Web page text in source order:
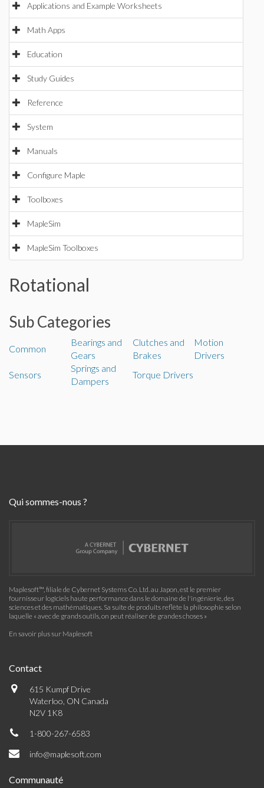
Applications and Example Worksheets
Math Apps
Education
Study Guides
Reference
System
Manuals
Configure Maple
Toolboxes
MapleSim
MapleSim Toolboxes
Rotational
Sub Categories
Common
Bearings and
Gears
Clutches and
Brakes
Motion
Drivers
Sensors
Springs and
Dampers
Torque Drivers
Qui sommes-nous ?
Maplesoft™, filiale de Cybernet Systems Co. Ltd. au Japon, est le premier
fournisseur logiciels haute performance dans le domaine de l'ingénierie, des
sciences et des mathématiques. Sa suite de produits reflète la philosophie selon
laquelle « avec de grands outils, on peut réaliser de grandes choses »
En savoir plus sur Maplesoft
Contact
615 Kumpf Drive
Waterloo, ON Canada
N2V 1K8
1-800-267-6583
info@maplesoft.com
Communauté